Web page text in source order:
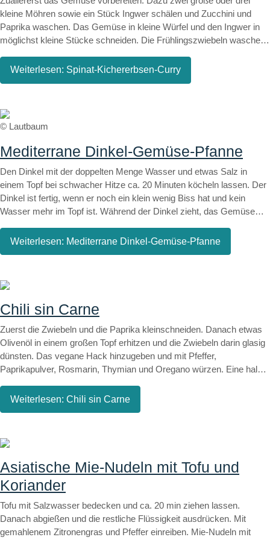
dazugeben. Mit etwas Petersilie bestreuen und fertig ist die leckere
Kürbis-Pfanne mit nussigem Tofu!
kleine Möhren sowie ein Stück Ingwer schälen und Zucchini und
Paprika waschen. Das Gemüse in kleine Würfel und den Ingwer in
möglichst kleine Stücke schneiden. Die Frühlingszwiebeln waschen
mit 4 Tassen kaltem Wasser in einem kleinen Topf langsam erhitzen
(nicht umrühren!). In der Zeit etwas Öl in einem Wok erhitzen und die
Sojasauce ablöschen und Kokosmilch aufgießen. Kurkuma- und
Koriandergewürz sowie etwas Pfeffer hinzugeben und bei
geschlossenem Deckel etwas köcheln lassen. Zuletzt eine Hand voll
Blattspinat waschen, kleinschneiden, den Wok vom Herd nehmen
und den Spinat unter das Gemüse heben.
Weiterlesen: Spinat-Kichererbsen-Curry
© Lautbaum
Mediterrane Dinkel-Gemüse-Pfanne
Den Dinkel mit der doppelten Menge Wasser und etwas Salz in
einem Topf bei schwacher Hitze ca. 20 Minuten köcheln lassen. Der
Dinkel ist fertig, wenn er noch ein klein wenig Biss hat und kein
Wasser mehr im Topf ist. Während der Dinkel zieht, das Gemüse
Pfanne glasig dünsten. Zucchini und Paprika hinzugeben und scharf
anbraten. Mit Kräutern der Provence und Pfeffer würzen und nach
etwas Fetakäse bzw. veganen Käseersatz vorsichtig unterheben
und unter den Dinkel heben. Dazu passt z.B. Lupinenjoghurt oder
veganer Schmand-Ersatz.
Weiterlesen: Mediterrane Dinkel-Gemüse-Pfanne
Chili sin Carne
Zuerst die Zwiebeln und die Paprika kleinschneiden. Danach etwas
Olivenöl in einem großen Topf erhitzen und die Zwiebeln darin glasig
dünsten. Das vegane Hack hinzugeben und mit Pfeffer,
Paprikapulver, Rosmarin, Thymian und Oregano würzen. Eine halbe
gern scharf mag, sollte allerdings eines davon lieber weglassen! ;).
Nach ein paar Minuten Tomatenmark dazugeben und mit etwas
Deckel auf kleiner Flamme ziehen lassen. Zwischendurch umrühren.
Zuletzt die geschnittenen Tomaten, Dosentomaten und
Kidneybohnen dazugeben, nochmals aufkochen und mit Salz
abschmecken. Mit Petersilie bestreuen und veganem Schmand-
Ersatz servieren.
Weiterlesen: Chili sin Carne
Asiatische Mie-Nudeln mit Tofu und
Koriander
Tofu mit Salzwasser bedecken und ca. 20 min ziehen lassen.
Danach abgießen und die restliche Flüssigkeit ausdrücken. Mit
gemahlenem Zitronengras und Pfeffer einreiben. Mie-Nudeln mit